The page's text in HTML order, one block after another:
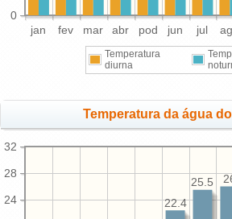
jan fev mar abr pod jun jul
0
Temperatura
diurna
Temperatura da água do
24
28
32
25.5
22.4